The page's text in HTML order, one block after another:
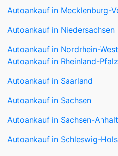
Autoankauf in Niedersachsen
Autoankauf in Rheinland-Pfalz
Autoankauf in Thüringen